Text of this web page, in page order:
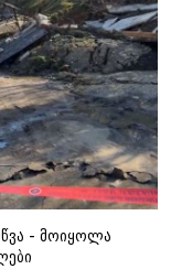
- მოიყოლა